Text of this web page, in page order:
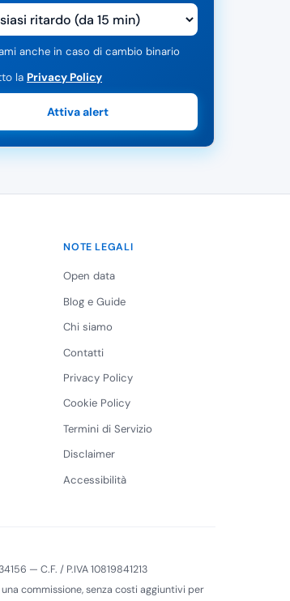
anche in caso di cambio binario
la Privacy Policy
Attiva alert
NOTE LEGALI
Open data
Blog e Guide
Chi siamo
Contatti
Privacy Policy
Cookie Policy
Termini di Servizio
Disclaimer
Accessibilità
— C.F. / P.IVA 10819841213
commissione, senza costi aggiuntivi per